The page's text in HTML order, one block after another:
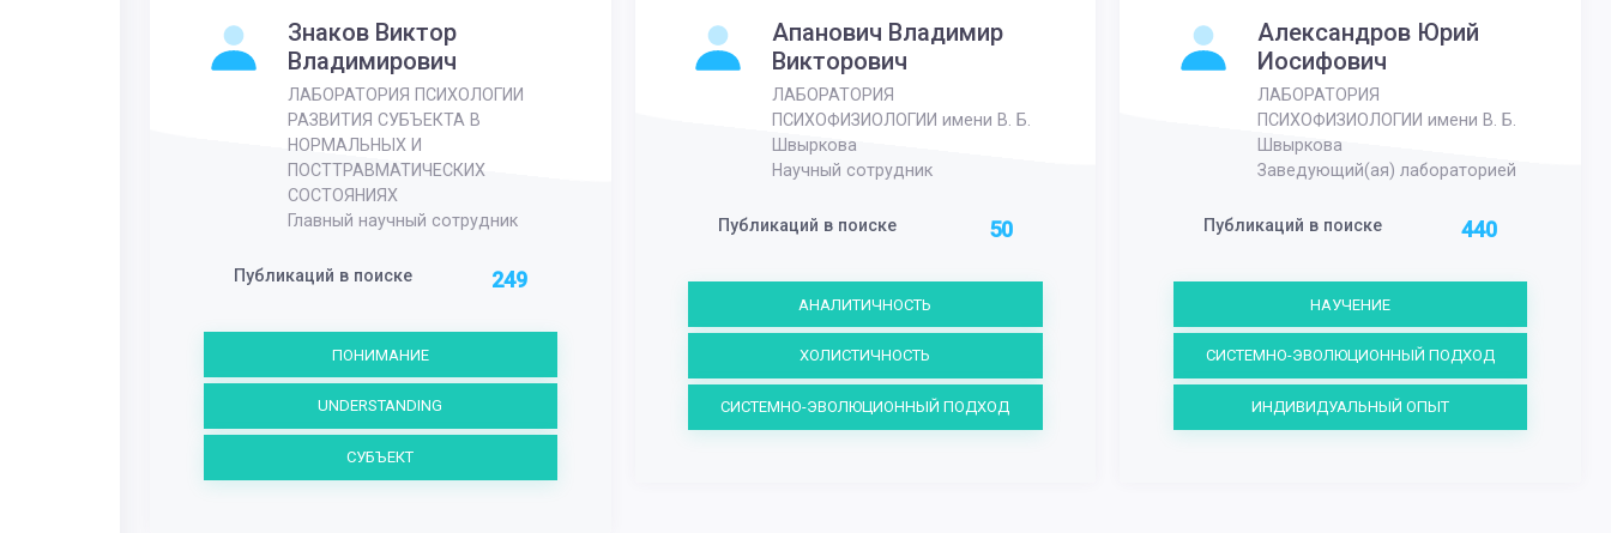
Знаков Виктор
Владимирович
ЛАБОРАТОРИЯ ПСИХОЛОГИИ
РАЗВИТИЯ СУБЪЕКТА В
НОРМАЛЬНЫХ И
ПОСТТРАВМАТИЧЕСКИХ
СОСТОЯНИЯХ
Главный научный сотрудник
Публикаций в поиске 249
ПОНИМАНИЕ
UNDERSTANDING
СУБЪЕКТ
Апанович Владимир
Викторович
ЛАБОРАТОРИЯ
ПСИХОФИЗИОЛОГИИ имени В. Б.
Швыркова
Научный сотрудник
Публикаций в поиске 50
АНАЛИТИЧНОСТЬ
ХОЛИСТИЧНОСТЬ
СИСТЕМНО-ЭВОЛЮЦИОННЫЙ ПОДХОД
Александров Юрий
Иосифович
ЛАБОРАТОРИЯ
ПСИХОФИЗИОЛОГИИ имени В. Б.
Швыркова
Заведующий(ая) лабораторией
Публикаций в поиске 440
НАУЧЕНИЕ
СИСТЕМНО-ЭВОЛЮЦИОННЫЙ ПОДХОД
ИНДИВИДУАЛЬНЫЙ ОПЫТ